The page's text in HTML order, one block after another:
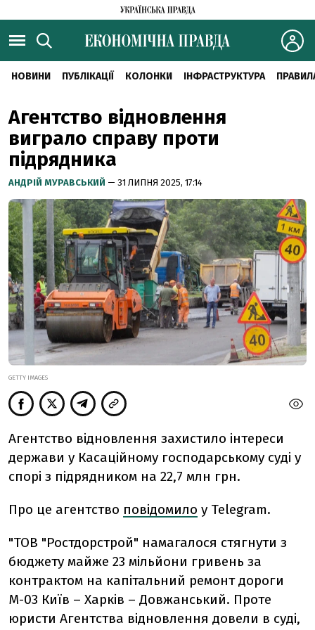
НОВИНИ ПУБЛІКАЦІЇ КОЛОНКИ ІНФРАСТРУКТУРА
Агентство відновлення
виграло справу проти
підрядника
АНДРІЙ МУРАВСЬКИЙ — 31 ЛИПНЯ 2025, 17:14
GETTY IMAGES
Агентство відновлення захистило інтереси
держави у Касаційному господарському суді у
спорі з підрядником на 22,7 млн грн.
Про це агентство повідомило у Telegram.
"ТОВ "Ростдорстрой" намагалося стягнути з
бюджету майже 23 мільйони гривень за
контрактом на капітальний ремонт дороги
М-03 Київ – Харків – Довжанський. Проте
юристи Агентства відновлення довели в суді,